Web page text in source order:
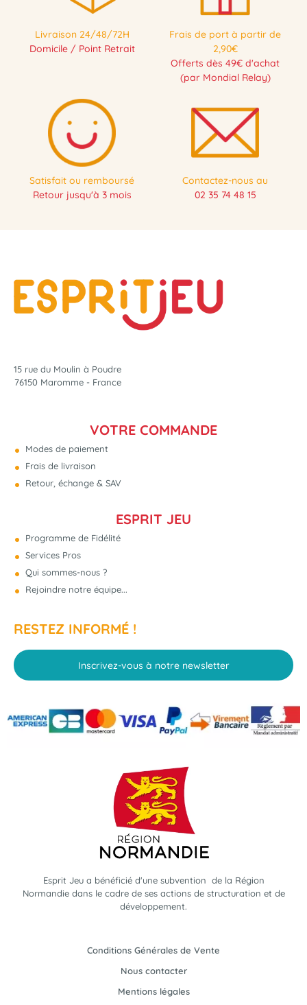
Livraison 24/48/72H
Domicile / Point Retrait
Frais de port à partir de
2,90€
Offerts dès 49€ d'achat
(par Mondial Relay)
Satisfait ou remboursé
Retour jusqu'à 3 mois
Contactez-nous au
02 35 74 48 15
15 rue du Moulin à Poudre
76150 Maromme - France
VOTRE COMMANDE
Modes de paiement
Frais de livraison
Retour, échange & SAV
ESPRIT JEU
Programme de Fidélité
Services Pros
Qui sommes-nous ?
Rejoindre notre équipe...
RESTEZ INFORMÉ !
Inscrivez-vous à notre newsletter
Esprit Jeu a bénéficié d'une subvention de la Région
Normandie dans le cadre de ses actions de structuration et de
développement.
Conditions Générales de Vente
Nous contacter
Mentions légales